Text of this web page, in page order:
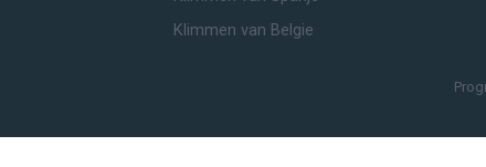
Klimmen van Belgie